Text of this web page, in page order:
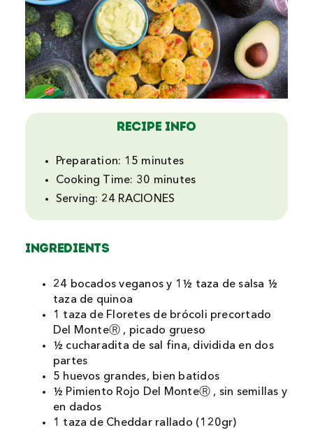
Recipe Info
Preparation: 15 minutes
Cooking Time: 30 minutes
Serving: 24 RACIONES
INGREDIENTS
24 bocados veganos y 1½ taza de salsa ½
taza de quinoa
1 taza de Floretes de brócoli precortado
Del MonteⓇ , picado grueso
½ cucharadita de sal fina, dividida en dos
partes
5 huevos grandes, bien batidos
½ Pimiento Rojo Del MonteⓇ , sin semillas y
en dados
1 taza de Cheddar rallado (120gr)